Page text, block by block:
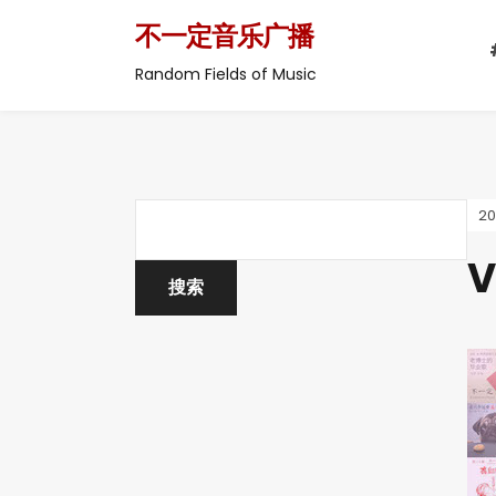
不一定音乐广播
Random Fields of Music